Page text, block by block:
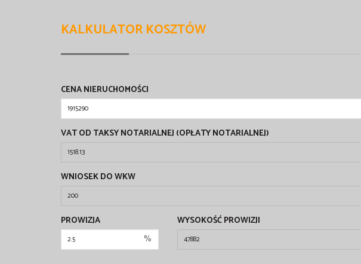
KALKULATOR KOSZTÓW
CENA NIERUCHOMOŚCI
VAT OD TAKSY NOTARIALNEJ (OPŁATY NOTARIALNEJ)
WNIOSEK DO WKW
PROWIZJA
%
WYSOKOŚĆ PROWIZJI